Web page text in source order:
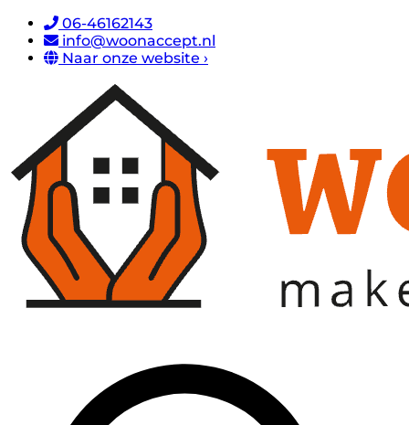
06-46162143
info@woonaccept.nl
Naar onze website ›